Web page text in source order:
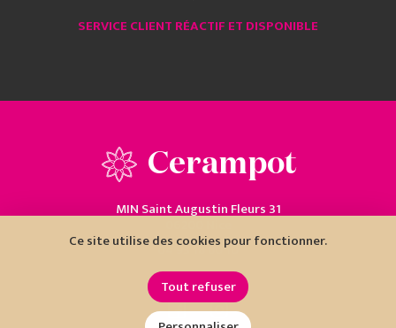
SERVICE CLIENT RÉACTIF ET DISPONIBLE
Cerampot
MIN Saint Augustin Fleurs 31
04 93 18 80 10
Ce site utilise des cookies pour fonctionner.
Tout refuser